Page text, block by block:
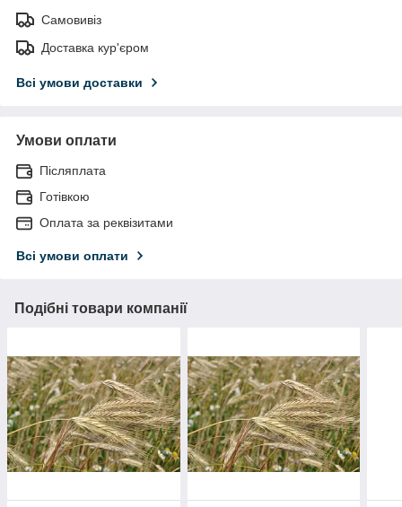
Самовивіз
Доставка кур'єром
Всі умови доставки
Умови оплати
Післяплата
Готівкою
Оплата за реквізитами
Всі умови оплати
Подібні товари компанії